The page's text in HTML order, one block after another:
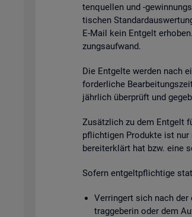
ten­quel­len und -
ti­schen
E-Mail kein Ent­gelt
zungs­auf­wand.
Die Ent­gel­te wer­den nach
for­der­li­che
jähr­lich über­prüft und
Zu­sätz­lich zu dem Ent­gelt
pflich­ti­gen Pro­duk­te ist nur
be­reit­er­klärt hat bzw. eine
So­fern ent­gelt­pflich­ti­ge
Ver­rin­gert sich nach
trag­ge­be­rin oder dem